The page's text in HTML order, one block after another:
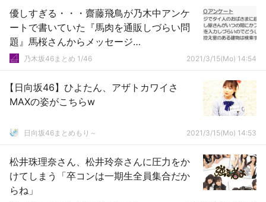
優しすぎる・・・齋藤飛鳥が乃木中アンケ
ートで書いていた『馬肉を通販しづらい問
題』馬桜さんからメッセージ
が！！！！！！
乃木坂46まとめ 1/46 2021/3/15(Mo) 14:54
【日向坂46】ひよたん、アザトカワイさ
MAXの姿がこちらw
日向坂46まとめもり～ 2021/3/15(Mo) 14:53
松井珠理奈さん、松井玲奈さんに圧力をか
けてしまう「卒コンは一期生全員集合だか
らね」